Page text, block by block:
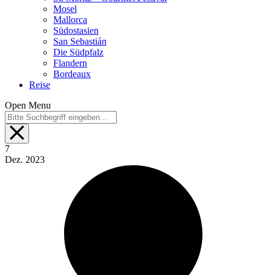
Mosel
Mallorca
Südostasien
San Sebastián
Die Südpfalz
Flandern
Bordeaux
Reise
Open Menu
7
Dez. 2023